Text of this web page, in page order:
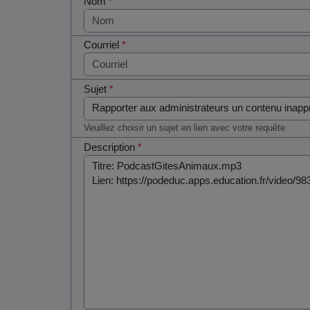
Courriel*
Sujet*
Veuillez choisir un sujet en lien avec votre requête
Description*